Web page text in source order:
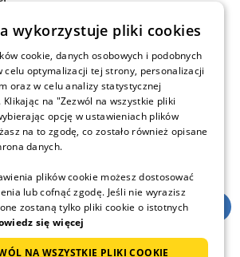
już teraz
wykorzystuje pliki cookies
cookie, danych osobowych i podobnych
celu optymalizacji tej strony, personalizacji
oraz w celu analizy statystycznej
Klikając na "Zezwól na wszystkie pliki
opcję w ustawieniach plików
na to zgodę, co zostało również opisane
danych.
plików cookie możesz dostosować
lub cofnąć zgodę. Jeśli nie wyrazisz
zostaną tylko pliki cookie o istotnych
się więcej
NA WSZYSTKIE PLIKI COOKIE